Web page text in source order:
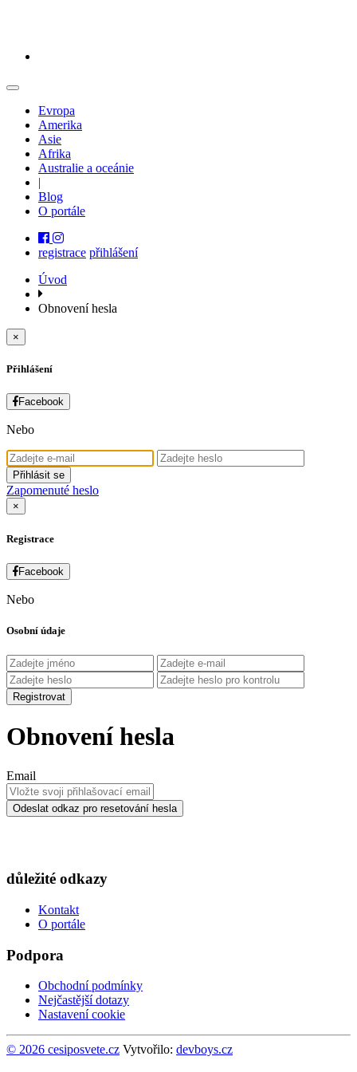
Evropa
Amerika
Asie
Afrika
Australie a oceánie
|
Blog
O portále
registrace přihlášení
Úvod
Obnovení hesla
×
Přihlášení
Facebook
Nebo
Přihlásit se
Zapomenuté heslo
×
Registrace
Facebook
Nebo
Osobní údaje
Registrovat
Obnovení hesla
Email
Odeslat odkaz pro resetování hesla
důležité odkazy
Kontakt
O portále
Podpora
Obchodní podmínky
Nejčastější dotazy
Nastavení cookie
© 2026 cesiposvete.cz Vytvořilo: devboys.cz